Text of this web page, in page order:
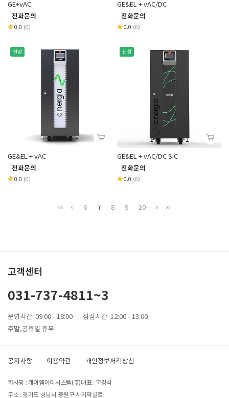
GE+vAC
전화문의
0.0 (0)
GE&EL + vAC/DC
전화문의
0.0 (0)
신상
GE&EL + vAC
전화문의
0.0 (0)
신상
GE&EL + vAC/DC SiC
전화문의
0.0 (0)
6 7 8 9 10
고객센터
031-737-4811~3
운영시간 09:00 - 18:00 점심시간 12:00 - 13:00
주말,공휴일 휴무
공지사항 이용약관 개인정보처리방침
회사명 : 케이엠아이시스템(주)대표 : 고경식
주소 : 경기도 성남시 중원구 사기막골로